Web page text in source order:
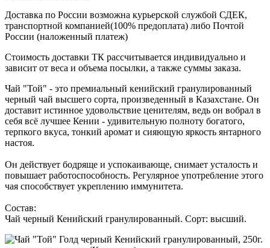
Доставка по России возможна курьерской службой СДЕК,
транспортной компанией(100% предоплата) либо Почтой
России (наложенный платеж)
Стоимость доставки ТК рассчитывается индивидуально и
зависит от веса и объема посылки, а также суммы заказа.
Чай "Той" - это премиальный кенийский гранулированный
черный чай высшего сорта, произведенный в Казахстане. Он
доставит истинное удовольствие ценителям, ведь он вобрал в
себя всё лучшее Кении - удивительную полноту богатого,
терпкого вкуса, тонкий аромат и сияющую яркость янтарного
настоя.
Он действует бодряще и успокаивающе, снимает усталость и
повышает работоспособность. Регулярное употребление этого
чая способствует укреплению иммунитета.
Состав:
Чай черный Кенийский гранулированный. Сорт: высший.